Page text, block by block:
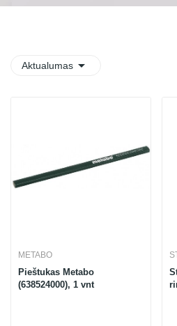
Aktualumas 
METABO
Pieštukas Metabo
(638524000), 1 vnt